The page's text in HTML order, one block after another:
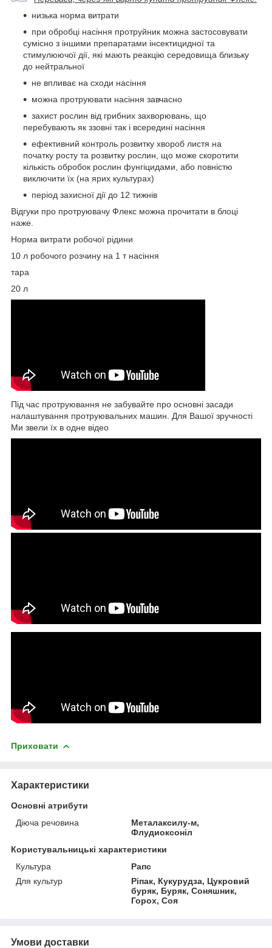
низька норма витрати
при обробці насіння протруйник можна застосовувати
сумісно з іншими препаратами інсектицидної та
стимулюючої дії, які мають реакцію середовища близьку
до нейтральної
не впливає на сходи насіння
можна протруювати насіння завчасно
захист рослин від грибних захворювань, що
перебувають як ззовні так і всередині насіння
ефективний контроль розвитку хвороб листя на
початку росту та розвитку рослин, що може скоротити
кількість обробок рослин фунгіцидами, або повністю
виключити їх (на ярих культурах)
період захисної дії до 12 тижнів
Відгуки про протруювачу Флекс можна прочитати в блоці
наже.
Норма витрати робочої рідини
10 л робочого розчину на 1 т насіння
тара
20 л
Під час протруювання не забувайте про основні засади
налаштування протруювальних машин. Для Вашої зручності
Ми звели їх в одне відео
Приховати
Характеристики
Основні атрибути
Діюча речовина
Металаксилу-м,
Флудиоксоніл
Користувальницькі характеристики
Культура
Рапс
Для культур
Ріпак, Кукурудза, Цукровий
буряк, Буряк, Соняшник,
Горох, Соя
Умови доставки